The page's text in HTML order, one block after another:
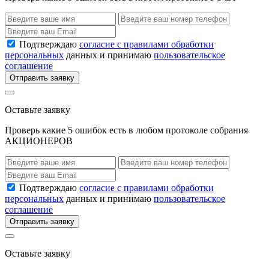
Подтверждаю согласие с правилами обработки
персональных данных и принимаю пользовательское
соглашение
Отправить заявку
Оставьте заявку
Проверь какие 5 ошибок есть в любом протоколе собрания
АКЦИОНЕРОВ
Подтверждаю согласие с правилами обработки
персональных данных и принимаю пользовательское
соглашение
Отправить заявку
Оставьте заявку